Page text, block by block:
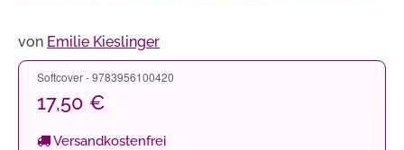
von Emilie Kieslinger
Softcover - 9783956100420
17,50 €
Versandkostenfrei